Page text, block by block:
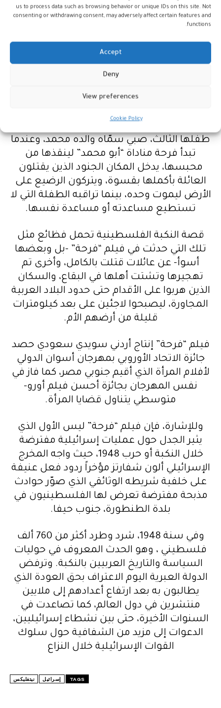
us to process data such as browsing behavior or unique IDs on this site. Not
consenting or withdrawing consent, may adversely affect certain features and
functions.
Accept
Deny
View preferences
Cookie Policy
ترفض، فيكون الحل حبسها في غرفة تخزين
الطعام في باحة منزلهم لحمايتها من الجنود
عرقي” لساكني القرى والمدن التي
يدخلونها،لتبقى فرحة في الغرفة المظلمة
وحيدة لساعات لا تعرف عددها، لا يربطها
قبل ذهابه للنضال في سبيل حرية قريته؛ يزورها
طفلها الثالث، صبي سمّاه والده محمد، وعندما
تبدأ فرحة مناداة “أبو محمد” لينقذها من
محبسها، يدخل المكان الجنود الذين يقتلون
العائلة بأكملها بقسوة، ويتركون الرضيع على
الأرض ليموت وحده، بينما تراقبه الطفلة التي لا
تستطيع مساعدته أو مساعدة نفسها.
قصة النكبة الفلسطينية تحمل فظائع مثل
تلك التي حدثت في فيلم “فرحة” -بل وبعضها
أسوأ- عن عائلات قتلت بالكامل، وأخرى تم
تهجيرها وتشتت أهلها في البقاع، والسكان
الذين هربوا على الأقدام حتى حدود البلاد العربية
المجاورة، ليصبحوا لاجئين على بعد كيلومترات
قليلة من أرضهم الأم.
فيلم “فرحة” إنتاج أردني سويدي سعودي حصد
جائزة الاتحاد الأوروبي بمهرجان أسوان الدولي
لأفلام المرأة الذي أقيم جنوبي مصر، كما فاز في
نفس المهرجان بجائزة أحسن فيلم أورو-
متوسطي يتناول قضايا المرأة.
وللإشارة، فإن فيلم “فرحة” ليس الأول الذي
يثير الجدل حول عمليات إسرائيلية مفترضة
خلال النكبة أو حرب 1948، حيث واجه المخرج
الإسرائيلي ألون شفارتز مؤخراً ردود فعل عنيفة
على خلفية شريطه الوثائقي الذي صوّر حوادث
مذبحة مفترضة تعرض لها الفلسطينيون في
بلدة الطنطورة، جنوب حيفا.
وفي سنة 1948، شرد وطرد أكثر من 760 ألف
فلسطيني ، وهو الحدث المعروف في حوليات
السياسة والتاريخ العربيين بالنكبة. وترفض
الدولة العبرية اليوم الاعتراف بحق العودة الذي
يطالبون به بعد ارتفاع أعدادهم إلى ملايين
منتشرين في دول العالم، كما تصاعدت في
السنوات الأخيرة، حتى بين نشطاء إسرائيليين،
الدعوات إلى مزيد من الشفافية حول سلوك
القوات الإسرائيلية خلال النزاع
TAGS إسرائيل نيتفليكس